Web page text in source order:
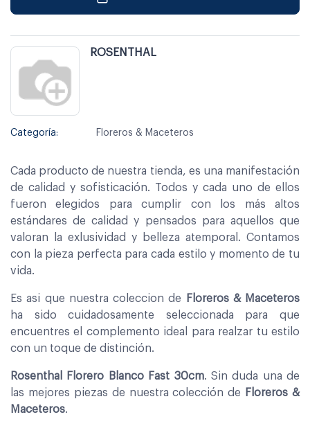
ROSENTHAL
Categoría: Floreros & Maceteros
Cada producto de nuestra tienda, es una manifestación
de calidad y sofisticación. Todos y cada uno de ellos
fueron elegidos para cumplir con los más altos
estándares de calidad y pensados para aquellos que
valoran la exlusividad y belleza atemporal. Contamos
con la pieza perfecta para cada estilo y momento de tu
vida.
Es asi que nuestra coleccion de
Floreros & Maceteros
ha sido cuidadosamente seleccionada para que
encuentres el complemento ideal para realzar tu estilo
con un toque de distinción.
Rosenthal Florero Blanco Fast 30cm. Sin duda una de
las mejores piezas de nuestra colección de
Floreros &
Maceteros.